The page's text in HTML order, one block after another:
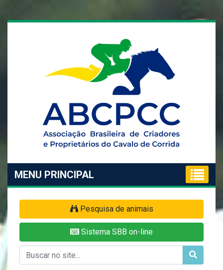
MENU PRINCIPAL
Pesquisa de animais
Sistema SBB on-line